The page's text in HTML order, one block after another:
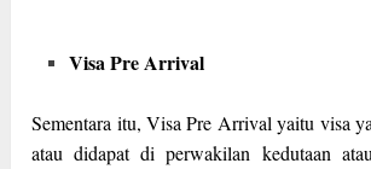
Visa Pre Arrival
Sementara itu, Visa Pre Arrival yaitu visa
atau didapat di perwakilan kedutaan